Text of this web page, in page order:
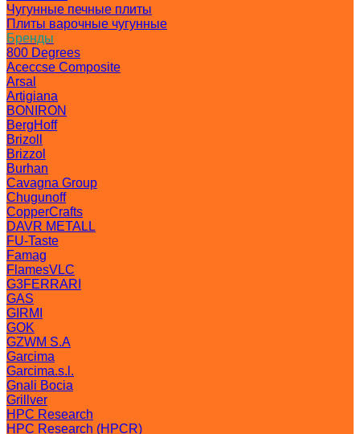
Чугунные печные плиты
Плиты варочные чугунные
Бренды
800 Degrees
Aceccse Composite
Arsal
Artigiana
BONIRON
BergHoff
Brizoll
Brizzol
Burhan
Cavagna Group
Chugunoff
CopperCrafts
DAVR METALL
FU-Taste
Famag
FlamesVLC
G3FERRARI
GAS
GIRMI
GOK
GZWM S.A
Garcima
Garcima.s.l.
Gnali Bocia
Grillver
HPC Research
HPC Research (HPCR)